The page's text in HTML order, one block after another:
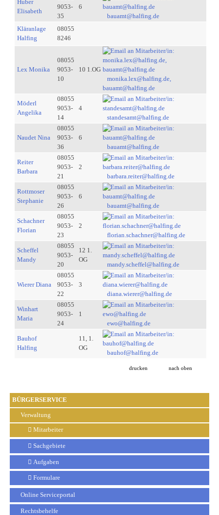
BÜRGERSERVICE
Verwaltung
Mitarbeiter
Sachgebiete
Aufgaben
Formulare
Online Serviceportal
Rechtsbehelfe
Huber
Elisabeth
9053-
35
6
bauamt@halfing.de
Kläranlage
Halfing
08055
8246
Lex Monika
08055
9053-
10
10 1.OG
monika.lex@halfing.de,
bauamt@halfing.de
Möderl
Angelika
08055
9053-
14
4
standesamt@halfing.de
Naudet Nina
08055
9053-
36
6
bauamt@halfing.de
Reiter
Barbara
08055
9053-
21
2
barbara.reiter@halfing.de
Rottmoser
Stephanie
08055
9053-
26
6
bauamt@halfing.de
Schachner
Florian
08055
9053-
23
2
florian.schachner@halfing.de
Scheffel
Mandy
08055
9053-
20
12 1.
OG
mandy.scheffel@halfing.de
Wierer Diana
08055
9053-
22
3
diana.wierer@halfing.de
Winhart
Maria
08055
9053-
24
1
ewo@halfing.de
Bauhof
Halfing
11, 1.
OG
bauhof@halfing.de
drucken nach oben